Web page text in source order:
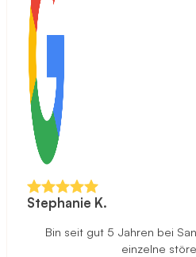
Stephanie K.
Bin seit gut 5 Jahren bei
einzelne